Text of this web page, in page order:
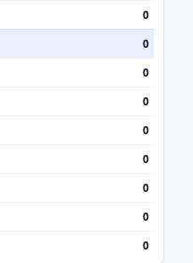
0
0
0
0
0
0
0
0
0